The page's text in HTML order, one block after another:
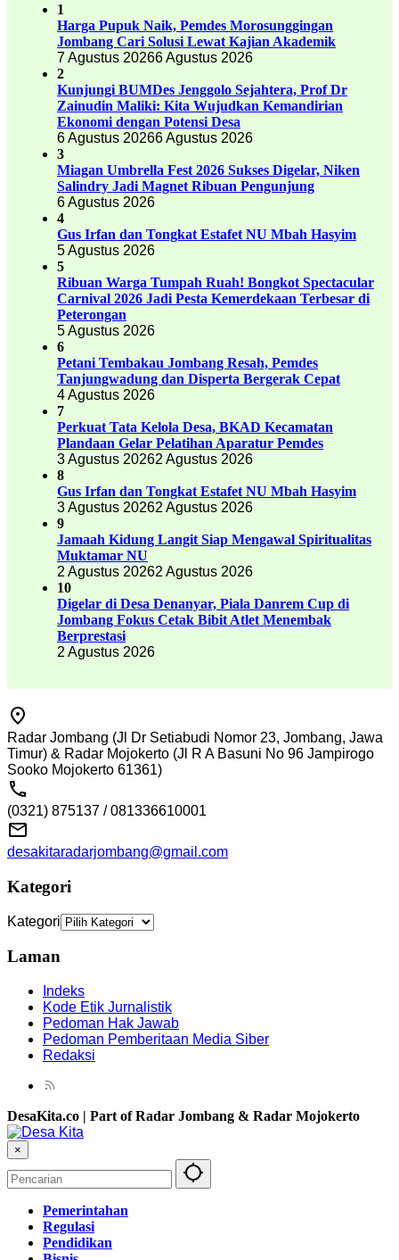
1
Harga Pupuk Naik, Pemdes Morosunggingan
Jombang Cari Solusi Lewat Kajian Akademik
7 Agustus 20266 Agustus 2026
2
Kunjungi BUMDes Jenggolo Sejahtera, Prof Dr
Zainudin Maliki: Kita Wujudkan Kemandirian
Ekonomi dengan Potensi Desa
6 Agustus 20266 Agustus 2026
3
Miagan Umbrella Fest 2026 Sukses Digelar, Niken
Salindry Jadi Magnet Ribuan Pengunjung
6 Agustus 2026
4
Gus Irfan dan Tongkat Estafet NU Mbah Hasyim
5 Agustus 2026
5
Ribuan Warga Tumpah Ruah! Bongkot Spectacular
Carnival 2026 Jadi Pesta Kemerdekaan Terbesar di
Peterongan
5 Agustus 2026
6
Petani Tembakau Jombang Resah, Pemdes
Tanjungwadung dan Disperta Bergerak Cepat
4 Agustus 2026
7
Perkuat Tata Kelola Desa, BKAD Kecamatan
Plandaan Gelar Pelatihan Aparatur Pemdes
3 Agustus 20262 Agustus 2026
8
Gus Irfan dan Tongkat Estafet NU Mbah Hasyim
3 Agustus 20262 Agustus 2026
9
Jamaah Kidung Langit Siap Mengawal Spiritualitas
Muktamar NU
2 Agustus 20262 Agustus 2026
10
Digelar di Desa Denanyar, Piala Danrem Cup di
Jombang Fokus Cetak Bibit Atlet Menembak
Berprestasi
2 Agustus 2026
Radar Jombang (Jl Dr Setiabudi Nomor 23, Jombang, Jawa
Timur) & Radar Mojokerto (Jl R A Basuni No 96 Jampirogo
Sooko Mojokerto 61361)
(0321) 875137 / 081336610001
desakitaradarjombang@gmail.com
Kategori
Kategori
Laman
Indeks
Kode Etik Jurnalistik
Pedoman Hak Jawab
Pedoman Pemberitaan Media Siber
Redaksi
DesaKita.co | Part of Radar Jombang & Radar Mojokerto
×
Pemerintahan
Regulasi
Pendidikan